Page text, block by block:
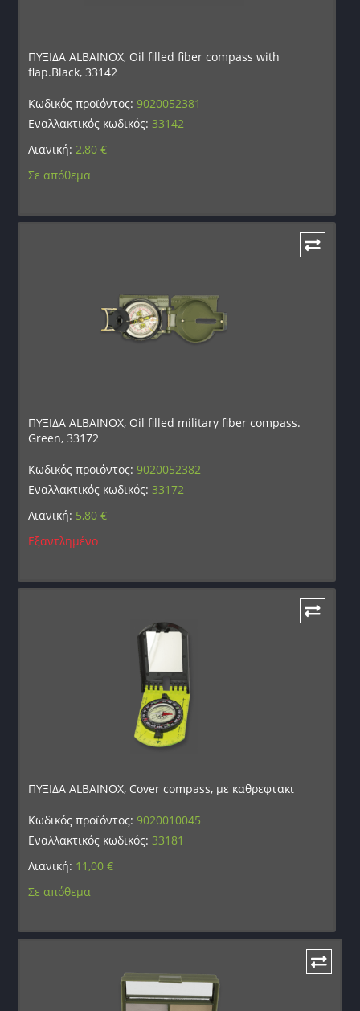
ΠΥΞΙΔΑ ALBAINOX, Oil filled fiber compass with
flap.Black, 33142
Κωδικός προϊόντος:9020052381
Εναλλακτικός κωδικός: 33142
Λιανική: 2,80€
Σε απόθεμα
ΠΥΞΙΔΑ ALBAINOX, Oil filled military fiber compass.
Green, 33172
Κωδικός προϊόντος:9020052382
Εναλλακτικός κωδικός: 33172
Λιανική: 5,80€
Εξαντλημένο
ΠΥΞΙΔΑ ALBAINOX, Cover compass, με καθρεφτακι
Κωδικός προϊόντος:9020010045
Εναλλακτικός κωδικός: 33181
Λιανική: 11,00€
Σε απόθεμα